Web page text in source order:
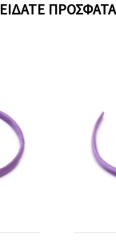
ΕΊΔΑΤΕ ΠΡΌΣΦΑΤΑ